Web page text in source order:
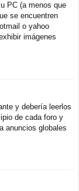
PC (a menos que
se encuentren
o yahoo
imágenes
y debería leerlos
de cada foro y
anuncios globales